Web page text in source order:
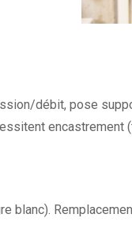
débit, pose
encastrement
blanc).